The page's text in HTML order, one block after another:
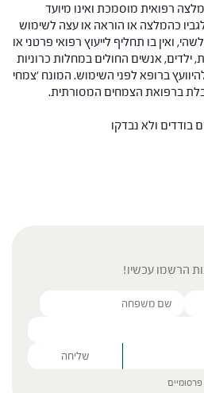
רפואית מוסמכת ואינו מיועד
כהמלצה או הוראה או עצה לשימוש
ואין בו תחליף לייעוץ רפואי פרטני או
ילדים, אנשים החולים במחלות כרוניות
ברופא לפני השימוש. המונח 'צמחי
ברפואת הצמחים המסורתית.
בודדים ולא נבדקו
הרשמו עכשיו!